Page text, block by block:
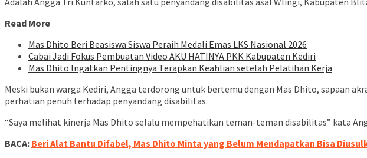
Read More
Mas Dhito Beri Beasiswa Siswa Peraih Medali Emas LKS Nasional 2026
Cabai Jadi Fokus Pembuatan Video AKU HATINYA PKK Kabupaten Kediri
Mas Dhito Ingatkan Pentingnya Terapkan Keahlian setelah Pelatihan Kerja
Meski bukan warga Kediri, Angga terdorong untuk bertemu dengan Mas Dhito, sapaan
perhatian penuh terhadap penyandang disabilitas.
“Saya melihat kinerja Mas Dhito selalu mempehatikan teman-teman disabilitas” kata
BACA: Beri Alat Bantu Difabel, Mas Dhito Minta yang Belum Mendapatkan Bisa